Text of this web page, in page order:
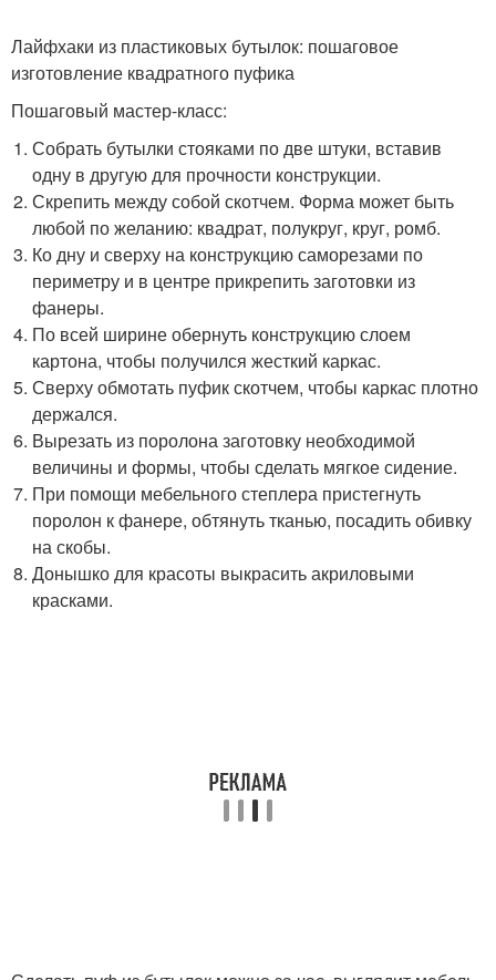
Лайфхаки из пластиковых бутылок: пошаговое
изготовление квадратного пуфика
Пошаговый мастер-класс:
Собрать бутылки стояками по две штуки, вставив
одну в другую для прочности конструкции.
Скрепить между собой скотчем. Форма может быть
любой по желанию: квадрат, полукруг, круг, ромб.
Ко дну и сверху на конструкцию саморезами по
периметру и в центре прикрепить заготовки из
фанеры.
По всей ширине обернуть конструкцию слоем
картона, чтобы получился жесткий каркас.
Сверху обмотать пуфик скотчем, чтобы каркас плотно
держался.
Вырезать из поролона заготовку необходимой
величины и формы, чтобы сделать мягкое сидение.
При помощи мебельного степлера пристегнуть
поролон к фанере, обтянуть тканью, посадить обивку
на скобы.
Донышко для красоты выкрасить акриловыми
красками.